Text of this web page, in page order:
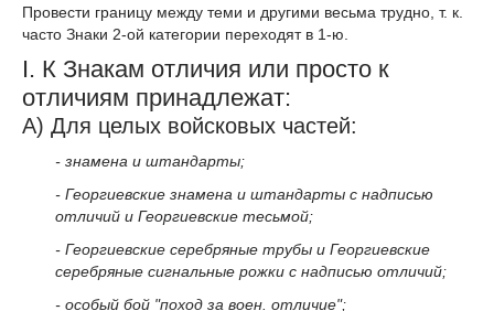
Провести границу между теми и другими весьма трудно, т. к.
часто Знаки 2-ой категории переходят в 1-ю.
I. К Знакам отличия или просто к
отличиям принадлежат:
А) Для целых войсковых частей:
- знамена и штандарты;
- Георгиевские знамена и штандарты с надписью
отличий и Георгиевские тесьмой;
- Георгиевские серебряные трубы и Георгиевские
серебряные сигнальные рожки с надписью отличий;
- особый бой "поход за воен. отличие";